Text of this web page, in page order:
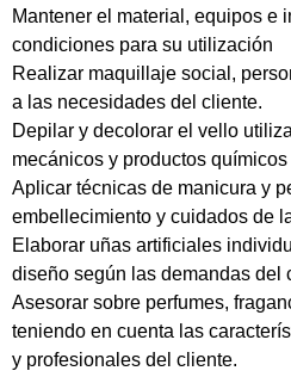
Mantener el material, equipos e
condiciones para su utilización
Realizar maquillaje social,
a las necesidades del cliente.
Depilar y decolorar el vello
mecánicos y productos
Aplicar técnicas de manicura y
embellecimiento y cuidados de
Elaborar uñas artificiales
diseño según las demandas del
Asesorar sobre perfumes,
teniendo en cuenta las
y profesionales del cliente.